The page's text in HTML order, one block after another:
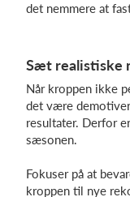
det nemmere at
Sæt realistiske
Når kroppen ikke
det være
resultater. Derfor
sæsonen.
Fokuser på at
kroppen til nye